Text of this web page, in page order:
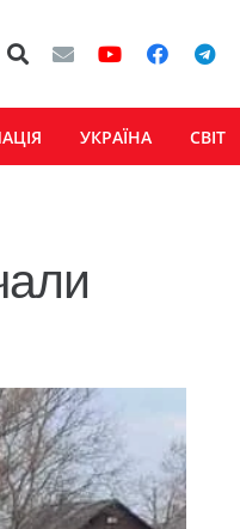
УКРАЇНА СВІТ